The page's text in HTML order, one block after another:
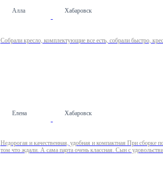
Алла Хабаровск
Собрали кресло, комплектующие все есть, собрали быстро,
Елена Хабаровск
Недорогая и качественная, удобная и компактная При сборке
том что ждали. А сама парта очень классная. Сын с